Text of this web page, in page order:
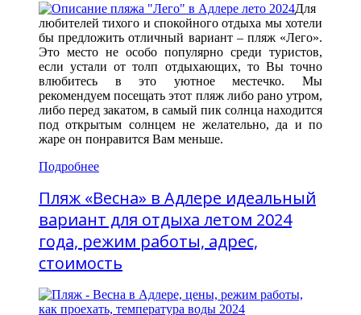
Для
любителей тихого и спокойного отдыха мы хотели
бы предложить отличный вариант – пляж «Лего».
Это место не особо популярно среди туристов,
если устали от толп отдыхающих, то Вы точно
влюбитесь в это уютное местечко. Мы
рекомендуем посещать этот пляж либо рано утром,
либо перед закатом, в самый пик солнца находится
под открытым солнцем не желательно, да и по
жаре он понравится Вам меньше.
Подробнее
Пляж «Весна» в Адлере идеальный
вариант для отдыха летом 2024
года, режим работы, адрес,
стоимость